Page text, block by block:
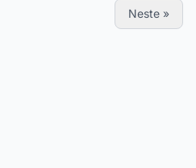
Neste »